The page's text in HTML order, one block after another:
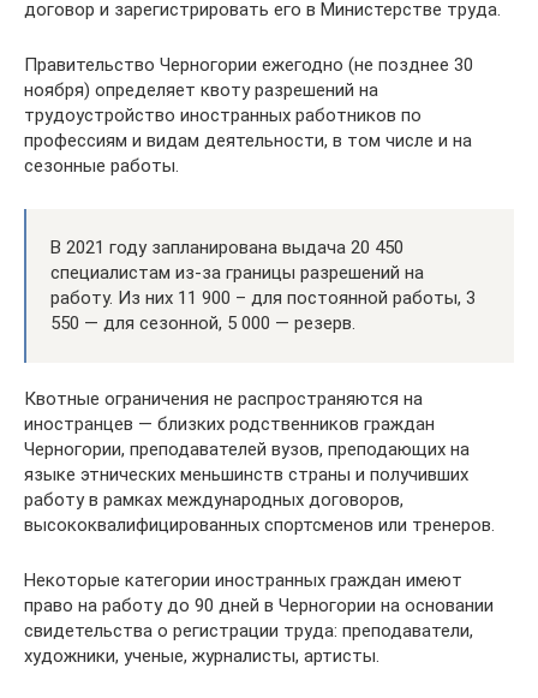
договор и зарегистрировать его в Министерстве труда.
Правительство Черногории ежегодно (не позднее 30
ноября) определяет квоту разрешений на
трудоустройство иностранных работников по
профессиям и видам деятельности, в том числе и на
сезонные работы.
В 2021 году запланирована выдача 20 450
специалистам из-за границы разрешений на
работу. Из них 11 900 – для постоянной работы, 3
550 — для сезонной, 5 000 — резерв.
Квотные ограничения не распространяются на
иностранцев — близких родственников граждан
Черногории, преподавателей вузов, преподающих на
языке этнических меньшинств страны и получивших
работу в рамках международных договоров,
высококвалифицированных спортсменов или тренеров.
Некоторые категории иностранных граждан имеют
право на работу до 90 дней в Черногории на основании
свидетельства о регистрации труда: преподаватели,
художники, ученые, журналисты, артисты.